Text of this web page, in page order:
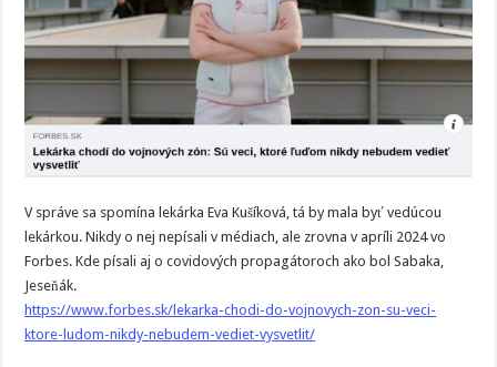
V správe sa spomína lekárka Eva Kušíková, tá by mala byť vedúcou
lekárkou. Nikdy o nej nepísali v médiach, ale zrovna v apríli 2024 vo
Forbes. Kde písali aj o covidových propagátoroch ako bol Sabaka,
Jeseňák.
https://www.forbes.sk/lekarka-chodi-do-vojnovych-zon-su-veci-
ktore-ludom-nikdy-nebudem-vediet-vysvetlit/